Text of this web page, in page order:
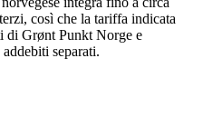
così che la tariffa indicata
di Grønt Punkt Norge e
separati.